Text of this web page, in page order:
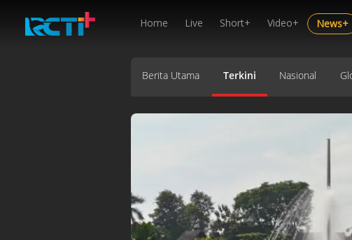
Home Live Short+ Video+ News+
Berita Utama Terkini Nasional